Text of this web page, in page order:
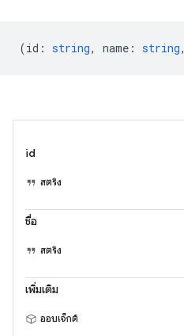
(id : string, name : string,
id
สตริง
ชื่อ
สตริง
เพิ่มเติม
ออบเจ็กต์